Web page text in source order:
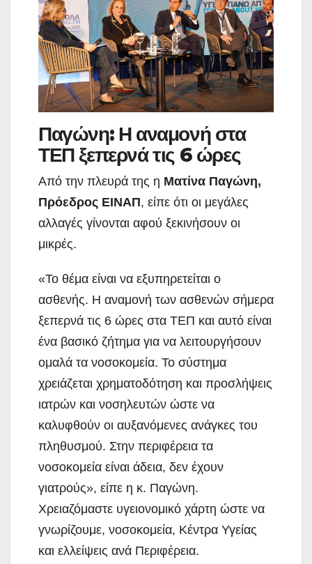
Παγώνη: Η αναμονή στα
ΤΕΠ ξεπερνά τις 6 ώρες
Από την πλευρά της η Ματίνα Παγώνη,
Πρόεδρος ΕΙΝΑΠ, είπε ότι οι μεγάλες
αλλαγές γίνονται αφού ξεκινήσουν οι
μικρές.
«Το θέμα είναι να εξυπηρετείται ο
ασθενής. Η αναμονή των ασθενών σήμερα
ξεπερνά τις 6 ώρες στα ΤΕΠ και αυτό είναι
ένα βασικό ζήτημα για να λειτουργήσουν
ομαλά τα νοσοκομεία. Το σύστημα
χρειάζεται χρηματοδότηση και προσλήψεις
ιατρών και νοσηλευτών ώστε να
καλυφθούν οι αυξανόμενες ανάγκες του
πληθυσμού. Στην περιφέρεια τα
νοσοκομεία είναι άδεια, δεν έχουν
γιατρούς», είπε η κ. Παγώνη.
Χρειαζόμαστε υγειονομικό χάρτη ώστε να
γνωρίζουμε, νοσοκομεία, Κέντρα Υγείας
και ελλείψεις ανά Περιφέρεια.